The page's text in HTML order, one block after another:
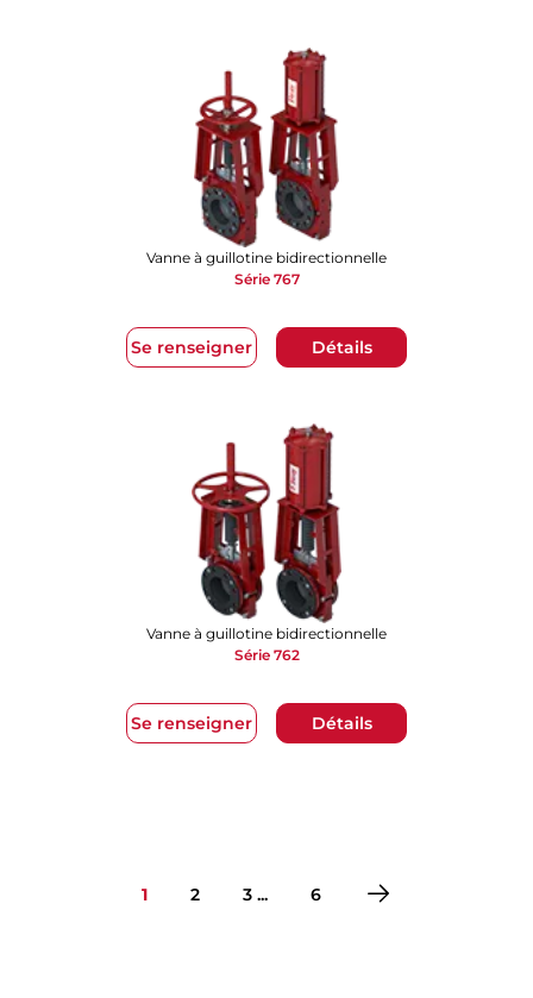
Se renseigner Détails
Vanne à guillotine bidirectionnelle
Série 767
Se renseigner Détails
Vanne à guillotine bidirectionnelle
Série 762
1 2 3 ... 6